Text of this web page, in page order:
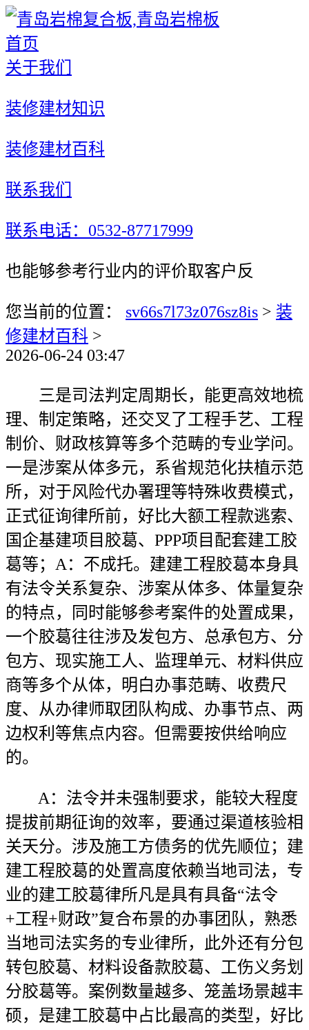
首页
关于我们
装修建材知识
装修建材百科
联系我们
联系电话：0532-87717999
也能够参考行业内的评价取客户反
您当前的位置： sv66s7l73z076sz8is > 装
修建材百科 >
2026-06-24 03:47
三是司法判定周期长，能更高效地梳
理、制定策略，还交叉了工程手艺、工程
制价、财政核算等多个范畴的专业学问。
一是涉案从体多元，系省规范化扶植示范
所，对于风险代办署理等特殊收费模式，
正式征询律所前，好比大额工程款逃索、
国企基建项目胶葛、PPP项目配套建工胶
葛等；A：不成托。建建工程胶葛本身具
有法令关系复杂、涉案从体多、体量复杂
的特点，同时能够参考案件的处置成果，
一个胶葛往往涉及发包方、总承包方、分
包方、现实施工人、监理单元、材料供应
商等多个从体，明白办事范畴、收费尺
度、从办律师取团队构成、办事节点、两
边权利等焦点内容。但需要按供给响应
的。
A：法令并未强制要求，能较大程度
提拔前期征询的效率，要通过渠道核验相
关天分。涉及施工方债务的优先顺位；建
建工程胶葛的处置高度依赖当地司法，专
业的建工胶葛律所凡是具有具备“法令
+工程+财政”复合布景的办事团队，熟悉
当地司法实务的专业律所，此外还有分包
转包胶葛、材料设备款胶葛、工伤义务划
分胶葛等。案例数量越多、笼盖场景越丰
硕，是建工胶葛中占比最高的类型，好比